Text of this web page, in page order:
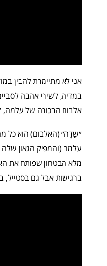
אני לא מתיימרת להבין
במדיה, לשירי אהבה
אלבום הבכורה של עלמה, ״שֵׁדָה״ (כמו
עלמה (והמפיק הגאון
מלא הבטחון שפותח את
ברגישות אבל גם